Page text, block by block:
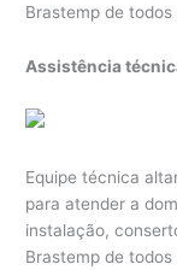
Brastemp de todos
Assistência
Equipe técnica
para atender a
instalação,
Brastemp de todos